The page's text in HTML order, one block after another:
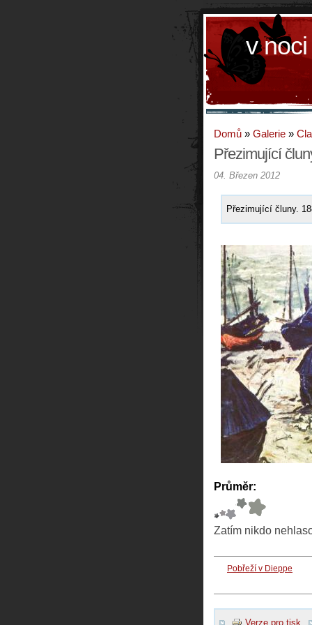
v
Domů » Galerie »
Přezimující
04. Březen 2012
Přezimující čluny.
Průměr:
Zatím nikdo
Pobřeží v Dieppe
Verze pro tisk